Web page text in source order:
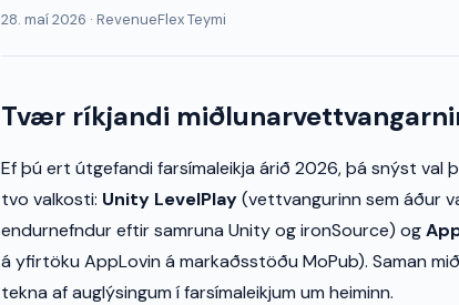
28. maí 2026 · RevenueFlex Teymi
Tvær ríkjandi
Ef þú ert útgefandi farsímaleikja árið 2026, þá snýst val
tvo valkosti: Unity LevelPlay(vettvangurinn sem áður
endurnefndur eftir samruna Unity og ironSource) og
á yfirtöku AppLovin á markaðsstöðu MoPub). Saman
tekna af auglýsingum í farsímaleikjum um heiminn.